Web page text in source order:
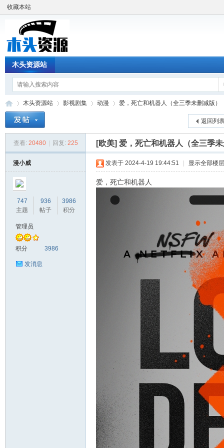
收藏本站
木头资源站
»
木头资源站
›
影视剧集 动漫
›
爱，死亡和机器人（全三季未删减版）
返回列
查看: 20480 回复: 225 [欧美] 爱，死亡和机器人（全三季
漫小威
747
主题
936
帖子
3986
积分
管理员
积分 3986
发消息
发表于 2024-4-19 19:44:51 显示全部楼层
爱，死亡和机器人